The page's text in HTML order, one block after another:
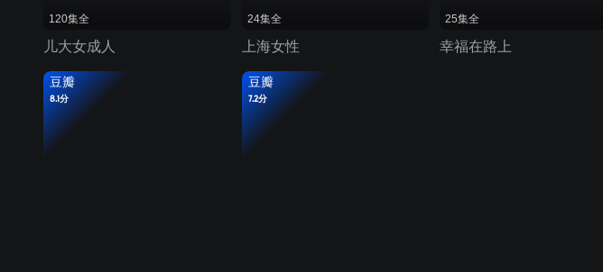
120集全
儿大女成人
24集全
上海女性
25集全
幸福在路上
豆瓣
8.1分
豆瓣
7.2分